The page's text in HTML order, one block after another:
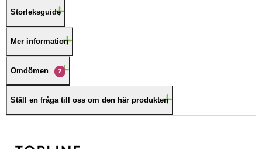
Storleksguide
Mer information
Omdömen 7
Ställ en fråga till oss om den här produkten